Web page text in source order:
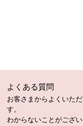
よくある質問
お客さまからよくいた
す。
わからないことがござ